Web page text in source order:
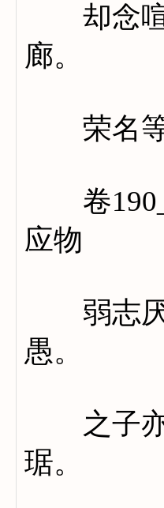
却念喧
廊。
荣名等
卷
应物
弱志厌
愚。
之子亦
琚。